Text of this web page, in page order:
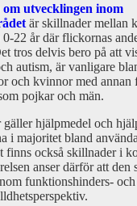
utvecklingen inom
är skillnader mellan
22 år där flickornas
tros delvis bero på att
autism, är vanligare
och kvinnor med annan
pojkar och män.
hjälpmedel och
i majoritet bland
finns också skillnader i
anser därför att den
funktionshinders-